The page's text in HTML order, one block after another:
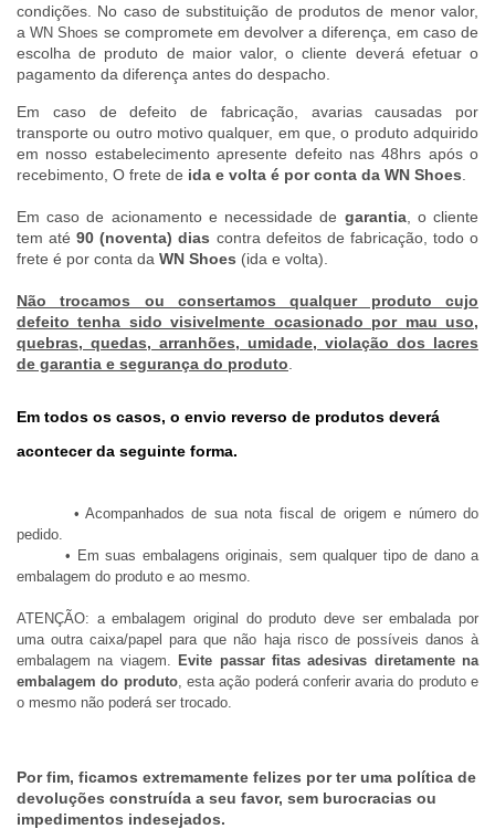
condições. No caso de substituição de produtos de menor valor,
aWN Shoes se compromete em devolver a diferença, em caso de
escolha de produto de maior valor, o cliente deverá efetuar o
pagamento da diferença antes do despacho.
Em caso de defeito de fabricação, avarias causadas por
transporte ou outro motivo qualquer, em que, o produto adquirido
em nosso estabelecimento apresente defeito nas 48hrs após o
recebimento, O frete de ida e volta é por conta da WN Shoes
Em caso de acionamento e necessidade de garantia, o cliente
tem até90 (noventa) dias contra defeitos de fabricação, todo o
frete é por conta da WN Shoes (ida e volta).
Não trocamos ou consertamos qualquer produto cujo
defeito tenha sido visivelmente ocasionado por mau uso,
quebras, quedas, arranhões, umidade, violação dos lacres
de garantia e segurança do produto
Em todos os casos, o envio reverso de produtos deverá
acontecer da seguinte forma.
• Acompanhados de sua nota fiscal de origem e número do
pedido.
• Em suas embalagens originais, sem qualquer tipo de dano a
embalagem do produto e ao mesmo.
ATENÇÃO: a embalagem original do produto deve ser embalada por
uma outra caixa/papel para que não haja risco de possíveis danos à
embalagem na viagem. Evite passar fitas adesivas diretamente na
embalagem do produto, esta ação poderá conferir avaria do produto e
o mesmo não poderá ser trocado.
Por fim, ficamos extremamente felizes por ter uma política de
devoluções construída a seu favor, sem burocracias ou
impedimentos indesejados.